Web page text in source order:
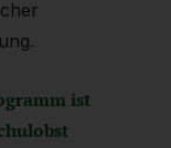
ist